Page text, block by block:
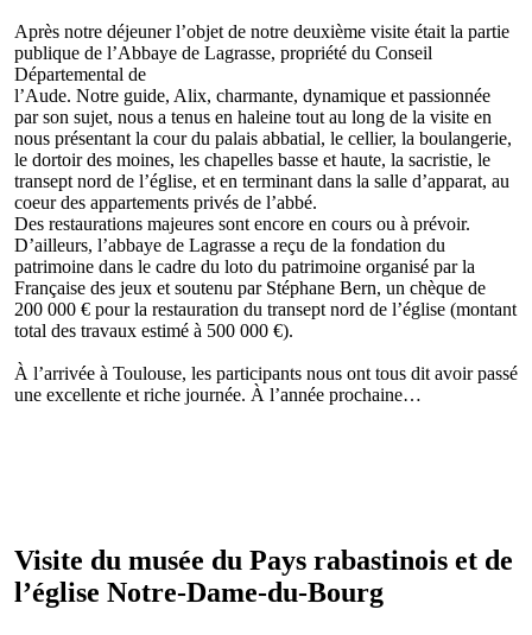
Après notre déjeuner l’objet de notre deuxième visite était la partie
publique de l’Abbaye de Lagrasse, propriété du Conseil
Départemental de
l’Aude. Notre guide, Alix, charmante, dynamique et passionnée
par son sujet, nous a tenus en haleine tout au long de la visite en
nous présentant la cour du palais abbatial, le cellier, la boulangerie,
le dortoir des moines, les chapelles basse et haute, la sacristie, le
transept nord de l’église, et en terminant dans la salle d’apparat, au
coeur des appartements privés de l’abbé.
Des restaurations majeures sont encore en cours ou à prévoir.
D’ailleurs, l’abbaye de Lagrasse a reçu de la fondation du
patrimoine dans le cadre du loto du patrimoine organisé par la
Française des jeux et soutenu par Stéphane Bern, un chèque de
200 000 € pour la restauration du transept nord de l’église (montant
total des travaux estimé à 500 000 €).
À l’arrivée à Toulouse, les participants nous ont tous dit avoir passé
une excellente et riche journée. À l’année prochaine…
Visite du musée du Pays rabastinois et de
l’église Notre-Dame-du-Bourg